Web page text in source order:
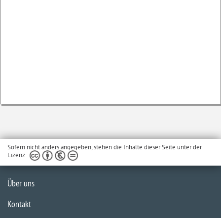
Sofern nicht anders angegeben, stehen die Inhalte dieser Seite unter der
Lizenz
Über uns
Kontakt